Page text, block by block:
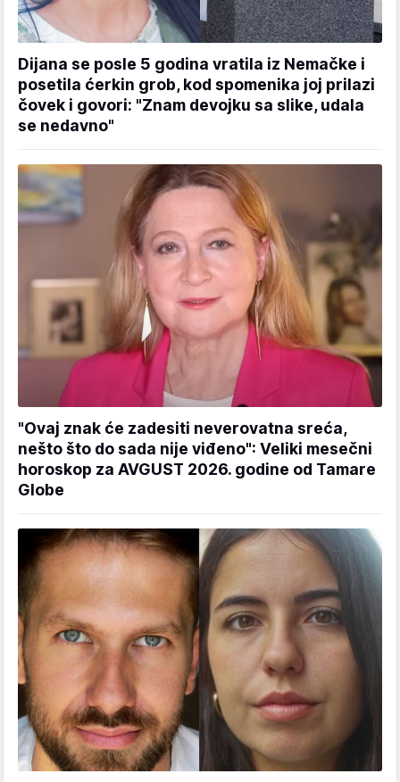
Dijana se posle 5 godina vratila iz Nemačke i
posetila ćerkin grob, kod spomenika joj prilazi
čovek i govori: "Znam devojku sa slike, udala
se nedavno"
"Ovaj znak će zadesiti neverovatna sreća,
nešto što do sada nije viđeno": Veliki mesečni
horoskop za AVGUST 2026. godine od Tamare
Globe